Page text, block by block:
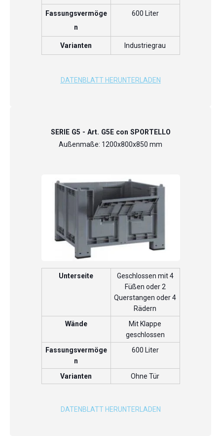
Fassungsvermöge
n
600 Liter
Varianten Industriegrau
DATENBLATT HERUNTERLADEN
SERIE G5 - Art. G5E con SPORTELLO
Außenmaße: 1200x800x850 mm
Unterseite
Geschlossen mit 4
Füßen oder 2
Querstangen oder 4
Rädern
Wände
Mit Klappe
geschlossen
Fassungsvermöge
n
600 Liter
Varianten Ohne Tür
DATENBLATT HERUNTERLADEN